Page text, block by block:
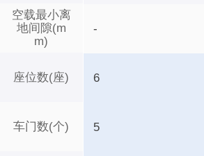
空载最小离
地间隙(m
m)
座位数(座)
车门数(个)
-
6
5